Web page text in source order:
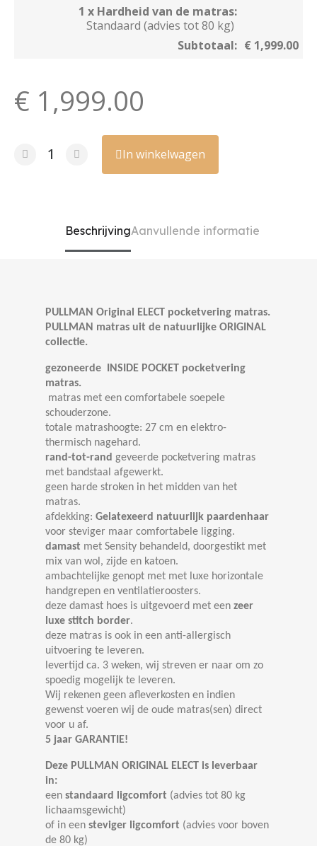
1 x Hardheid van de matras:
Standaard (advies tot 80 kg)
Subtotaal: € 1,999.00
€ 1,999.00
In winkelwagen
BeschrijvingAanvullende informatie
PULLMAN Original ELECT pocketvering matras.
PULLMAN matras uit de natuurlijke ORIGINAL
collectie.
gezoneerde INSIDE POCKET pocketvering
matras.
matras met een comfortabele soepele
schouderzone.
totale matrashoogte: 27 cm en elektro-
thermisch nagehard.
rand-tot-rand geveerde pocketvering matras
met bandstaal afgewerkt.
geen harde stroken in het midden van het
matras.
afdekking: Gelatexeerd natuurlijk paardenhaar
voor steviger maar comfortabele ligging.
damast met Sensity behandeld, doorgestikt met
mix van wol, zijde en katoen.
ambachtelijke genopt met met luxe horizontale
handgrepen en ventilatieroosters.
deze damast hoes is uitgevoerd met een zeer
luxe stitch border.
deze matras is ook in een anti-allergisch
uitvoering te leveren.
levertijd ca. 3 weken, wij streven er naar om zo
spoedig mogelijk te leveren.
Wij rekenen geen afleverkosten en indien
gewenst voeren wij de oude matras(sen) direct
voor u af.
5 jaar GARANTIE!
Deze PULLMAN ORIGINAL ELECT is leverbaar
in:
een standaard ligcomfort (advies tot 80 kg
lichaamsgewicht)
of in een steviger ligcomfort (advies voor boven
de 80 kg)